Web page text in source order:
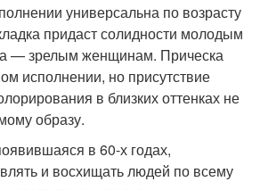
универсальна по возрасту
придаст солидности молодым
— зрелым женщинам. Прическа
исполнении, но присутствие
в близких оттенках не
образу.
в 60-х годах,
и восхищать людей по всему